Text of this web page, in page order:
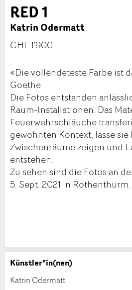
RED 1
Katrin Odermatt
CHF 1'900.-
«Die vollendeteste Farbe ist
Goethe
Die Fotos entstanden
Raum-Installationen. Das
Feuerwehrschläuche
gewohnten Kontext, lasse
Zwischenräume zeigen und
entstehen.
Zu sehen sind die Fotos an
5. Sept. 2021 in Rothenthurm.
Werk kaufen
Anzeige
Künstler*in(nen)
Katrin Odermatt